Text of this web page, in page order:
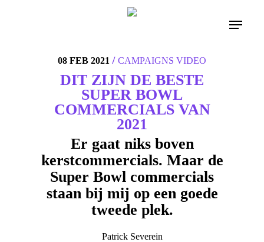
08 FEB 2021 / CAMPAIGNS VIDEO
DIT ZIJN DE BESTE
SUPER BOWL
COMMERCIALS VAN
2021
Er gaat niks boven
kerstcommercials. Maar de
Super Bowl commercials
staan bij mij op een goede
tweede plek.
Patrick Severein